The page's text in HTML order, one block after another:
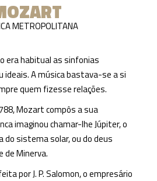
METROPOLITANA
era habitual as sinfonias
A música bastava-se a si
quem fizesse relações.
Mozart compôs a sua
imaginou chamar-lhe Júpiter, o
do sistema solar, ou do deus
de Minerva.
por J. P. Salomon, o empresário